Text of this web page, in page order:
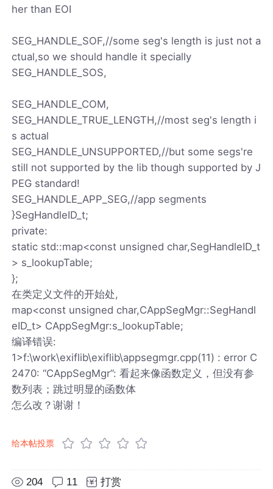
her than EOI
SEG_HANDLE_SOF,//some seg's length is just not a
ctual,so we should handle it specially
SEG_HANDLE_SOS,
SEG_HANDLE_COM,
SEG_HANDLE_TRUE_LENGTH,//most seg's length i
s actual
SEG_HANDLE_UNSUPPORTED,//but some segs're
still not supported by the lib though supported by J
PEG standard!
SEG_HANDLE_APP_SEG,//app segments
}SegHandleID_t;
private:
static std::map<const unsigned char,SegHandleID_t
> s_lookupTable;
};
在类定义文件的开始处,
map<const unsigned char,CAppSegMgr::SegHandl
eID_t> CAppSegMgr:s_lookupTable;
编译错误:
1>f:\work\exiflib\exiflib\appsegmgr.cpp(11) : error C
2470: “CAppSegMgr”: 看起来像函数定义，但没有参
数列表；跳过明显的函数体
怎么改？谢谢！
给本帖投票
204 11 打赏